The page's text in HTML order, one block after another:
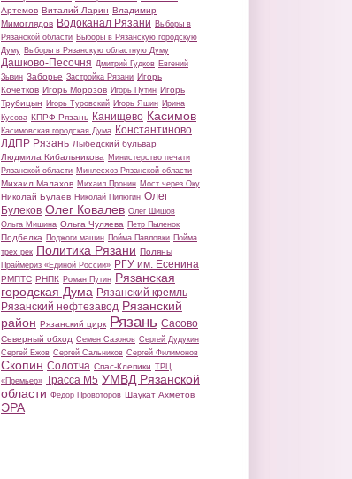
Артемов Виталий Ларин Владимир
Мимоглядов Водоканал Рязани Выборы в
Рязанской области Выборы в Рязанскую городскую
Думу Выборы в Рязанскую областную Думу
Дашково-Песочня Дмитрий Гудков Евгений
Зызин Заборье Застройка Рязани Игорь
Кочетков Игорь Морозов Игорь Путин Игорь
Трубицын Игорь Туровский Игорь Яшин Ирина
Кусова КПРФ Рязань Канищево Касимов
Касимовская городская Дума Константиново
ЛДПР Рязань Лыбедский бульвар
Людмила Кибальникова Министерство печати
Рязанской области Минлесхоз Рязанской области
Михаил Малахов Михаил Пронин Мост через Оку
Николай Булаев Николай Пилюгин Олег
Булеков Олег Ковалев Олег Шишов
Ольга Мишина Ольга Чуляева Петр Пыленок
Подбелка Поджоги машин Пойма Павловки Пойма
трех рек Политика Рязани Поляны
Праймериз «Единой России» РГУ им. Есенина
РМПТС РНПК Роман Путин Рязанская
городская Дума Рязанский кремль
Рязанский нефтезавод Рязанский
район Рязанский цирк Рязань Сасово
Северный обход Семен Сазонов Сергей Дудукин
Сергей Ежов Сергей Сальников Сергей Филимонов
Скопин Солотча Спас-Клепики ТРЦ
«Премьер» Трасса М5 УМВД Рязанской
области Федор Провоторов Шаукат Ахметов
ЭРА